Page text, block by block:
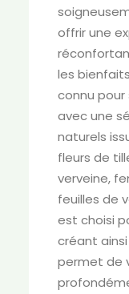
offrir une
les
connu
avec une
naturels
fleurs de
verveine,
feuilles de
est choisi
créant
permet de